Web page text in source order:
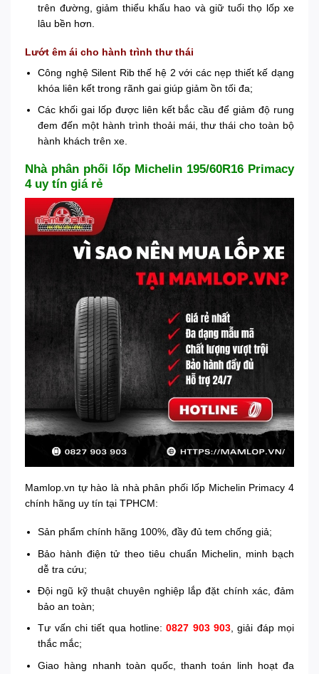
trên đường, giảm thiểu khấu hao và giữ tuổi thọ lốp xe
lâu bền hơn.
Lướt êm ái cho hành trình thư thái
Công nghệ Silent Rib thế hệ 2 với các nẹp thiết kế dạng
khóa liên kết trong rãnh gai giúp giảm ồn tối đa;
Các khối gai lốp được liên kết bắc cầu để giảm độ rung
đem đến một hành trình thoải mái, thư thái cho toàn bộ
hành khách trên xe.
Nhà phân phối lốp Michelin 195/60R16 Primacy
4 uy tín giá rẻ
Mamlop.vn tự hào là nhà phân phối lốp Michelin Primacy 4
chính hãng uy tín tại TPHCM:
Sản phẩm chính hãng 100%, đầy đủ tem chống giả;
Bảo hành điện tử theo tiêu chuẩn Michelin, minh bạch
dễ tra cứu;
Đội ngũ kỹ thuật chuyên nghiệp lắp đặt chính xác, đảm
bảo an toàn;
Tư vấn chi tiết qua hotline:0827 903 903, giải đáp mọi
thắc mắc;
Giao hàng nhanh toàn quốc, thanh toán linh hoạt đa